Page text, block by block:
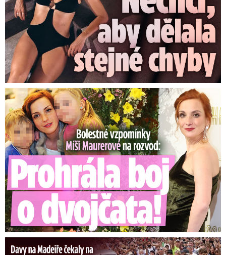
Bolestné vzpomínky Míši Maurerové: Prohrála boj o dvojčata!
Ronaldova »svatba« pobláznila Madeiru: Reakce Cristiana!